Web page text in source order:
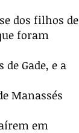
dos filhos de
foram
Gade, e a
Manassés
em